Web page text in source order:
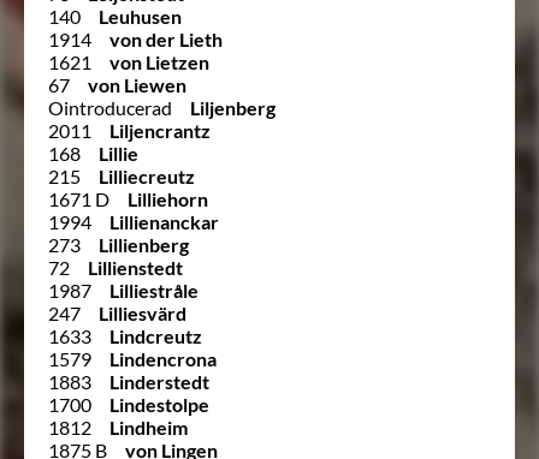
140
Leuhusen
1914
von der Lieth
1621
von Lietzen
67
von Liewen
Ointroducerad
Liljenberg
2011
Liljencrantz
168
Lillie
215
Lilliecreutz
1671 D
Lilliehorn
1994
Lillienanckar
273
Lillienberg
72
Lillienstedt
1987
Lilliestråle
247
Lilliesvärd
1633
Lindcreutz
1579
Lindencrona
1883
Linderstedt
1700
Lindestolpe
1812
Lindheim
1875 B
von Lingen